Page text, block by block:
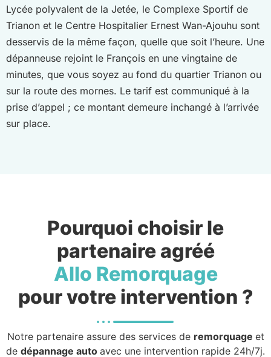
Lycée polyvalent de la Jetée, le Complexe Sportif de
Trianon et le Centre Hospitalier Ernest Wan-Ajouhu sont
desservis de la même façon, quelle que soit l’heure. Une
dépanneuse rejoint le François en une vingtaine de
minutes, que vous soyez au fond du quartier Trianon ou
sur la route des mornes. Le tarif est communiqué à la
prise d’appel ; ce montant demeure inchangé à l’arrivée
sur place.
Pourquoi choisir le
partenaire agréé
Allo Remorquage
pour votre intervention ?
Notre partenaire assure des services de remorquage et
de dépannage auto avec une intervention rapide 24h/7j.